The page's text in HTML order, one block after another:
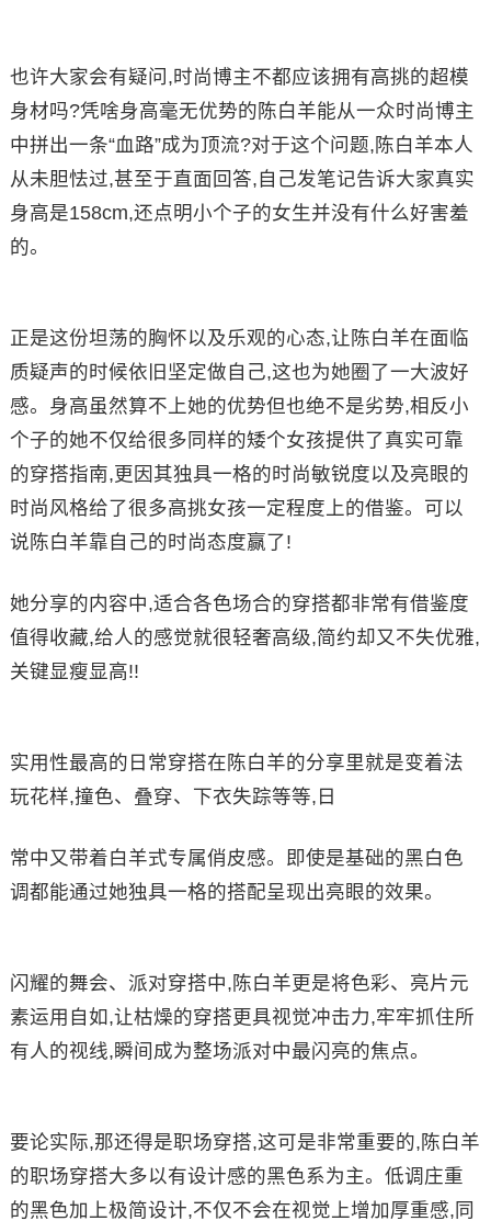
也许大家会有疑问,时尚博主不都应该拥有高挑的超模
身材吗?凭啥身高毫无优势的陈白羊能从一众时尚博主
中拼出一条“血路”成为顶流?对于这个问题,陈白羊本人
从未胆怯过,甚至于直面回答,自己发笔记告诉大家真实
身高是158cm,还点明小个子的女生并没有什么好害羞
的。
正是这份坦荡的胸怀以及乐观的心态,让陈白羊在面临
质疑声的时候依旧坚定做自己,这也为她圈了一大波好
感。身高虽然算不上她的优势但也绝不是劣势,相反小
个子的她不仅给很多同样的矮个女孩提供了真实可靠
的穿搭指南,更因其独具一格的时尚敏锐度以及亮眼的
时尚风格给了很多高挑女孩一定程度上的借鉴。可以
说陈白羊靠自己的时尚态度赢了!
她分享的内容中,适合各色场合的穿搭都非常有借鉴度
值得收藏,给人的感觉就很轻奢高级,简约却又不失优雅,
关键显瘦显高!!
实用性最高的日常穿搭在陈白羊的分享里就是变着法
玩花样,撞色、叠穿、下衣失踪等等,日
常中又带着白羊式专属俏皮感。即使是基础的黑白色
调都能通过她独具一格的搭配呈现出亮眼的效果。
闪耀的舞会、派对穿搭中,陈白羊更是将色彩、亮片元
素运用自如,让枯燥的穿搭更具视觉冲击力,牢牢抓住所
有人的视线,瞬间成为整场派对中最闪亮的焦点。
要论实际,那还得是职场穿搭,这可是非常重要的,陈白羊
的职场穿搭大多以有设计感的黑色系为主。低调庄重
的黑色加上极简设计,不仅不会在视觉上增加厚重感,同